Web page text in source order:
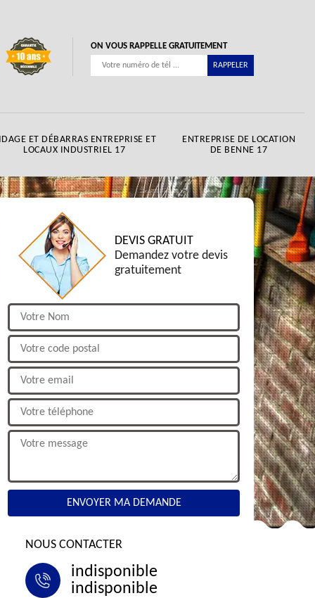
ON VOUS RAPPELLE GRATUITEMENT
ET DÉBARRAS ENTREPRISE ET
LOCAUX INDUSTRIEL 17
ENTREPRISE DE LOCATION
DE BENNE 17
DEVIS GRATUIT
Demandez votre devis
gratuitement
NOUS CONTACTER
indisponible
indisponible